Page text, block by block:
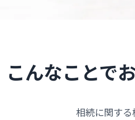
こんなことで
相続に関す